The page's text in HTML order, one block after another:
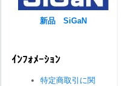
新品 SiGaN
ｲﾝﾌｫﾒｰｼｮﾝ
特定商取引に関